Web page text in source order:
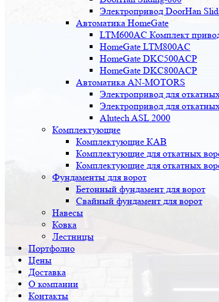
Электропривод DoorHan
Автоматика HomeGate
LTM600AC Комплект
HomeGate LTM800AC
HomeGate DKC500ACP
HomeGate DKC800ACP
Автоматика AN-MOTORS
Электропривод для
Электропривод для
Alutech ASL 2000
Комплектующие
Комплектующие КАВ
Комплектующие для откатных
Комплектующие для откатных
Фундаменты для ворот
Бетонный фундамент для ворот
Свайный фундамент для ворот
Навесы
Ковка
Лестницы
Портфолио
Цены
Доставка
О компании
Контакты